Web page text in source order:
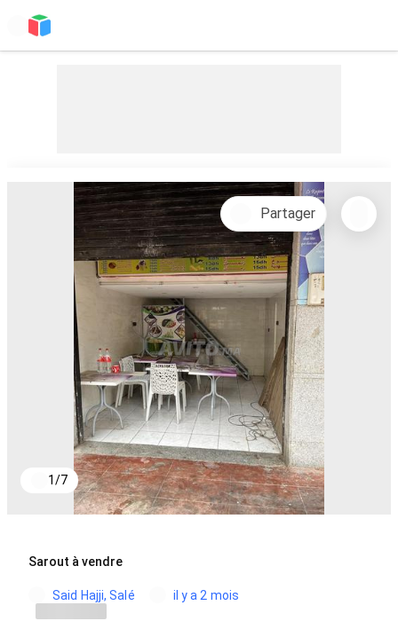
1/7
Partager
Sarout à vendre
Said Hajji, Salé il y a 2 mois